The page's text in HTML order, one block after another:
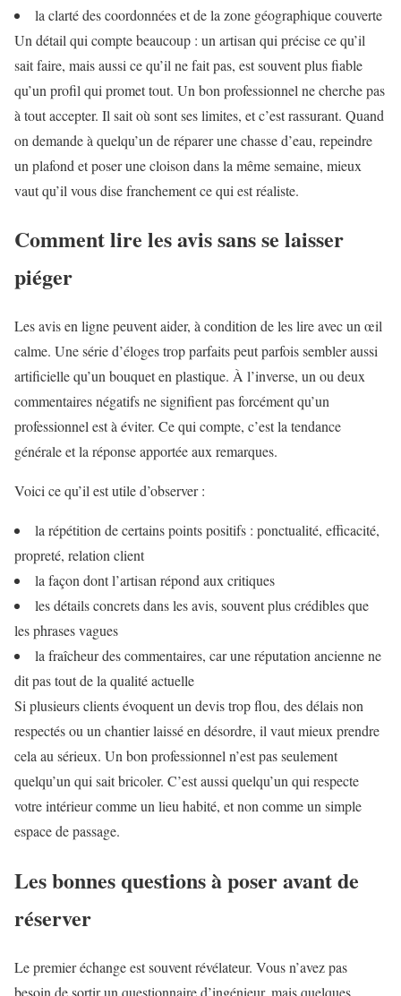
la clarté des coordonnées et de la zone géographique couverte
Un détail qui compte beaucoup : un artisan qui précise ce qu’il
sait faire, mais aussi ce qu’il ne fait pas, est souvent plus fiable
qu’un profil qui promet tout. Un bon professionnel ne cherche pas
à tout accepter. Il sait où sont ses limites, et c’est rassurant. Quand
on demande à quelqu’un de réparer une chasse d’eau, repeindre
un plafond et poser une cloison dans la même semaine, mieux
vaut qu’il vous dise franchement ce qui est réaliste.
Comment lire les avis sans se laisser
piéger
Les avis en ligne peuvent aider, à condition de les lire avec un œil
calme. Une série d’éloges trop parfaits peut parfois sembler aussi
artificielle qu’un bouquet en plastique. À l’inverse, un ou deux
commentaires négatifs ne signifient pas forcément qu’un
professionnel est à éviter. Ce qui compte, c’est la tendance
générale et la réponse apportée aux remarques.
Voici ce qu’il est utile d’observer :
la répétition de certains points positifs : ponctualité, efficacité,
propreté, relation client
la façon dont l’artisan répond aux critiques
les détails concrets dans les avis, souvent plus crédibles que
les phrases vagues
la fraîcheur des commentaires, car une réputation ancienne ne
dit pas tout de la qualité actuelle
Si plusieurs clients évoquent un devis trop flou, des délais non
respectés ou un chantier laissé en désordre, il vaut mieux prendre
cela au sérieux. Un bon professionnel n’est pas seulement
quelqu’un qui sait bricoler. C’est aussi quelqu’un qui respecte
votre intérieur comme un lieu habité, et non comme un simple
espace de passage.
Les bonnes questions à poser avant de
réserver
Le premier échange est souvent révélateur. Vous n’avez pas
besoin de sortir un questionnaire d’ingénieur, mais quelques